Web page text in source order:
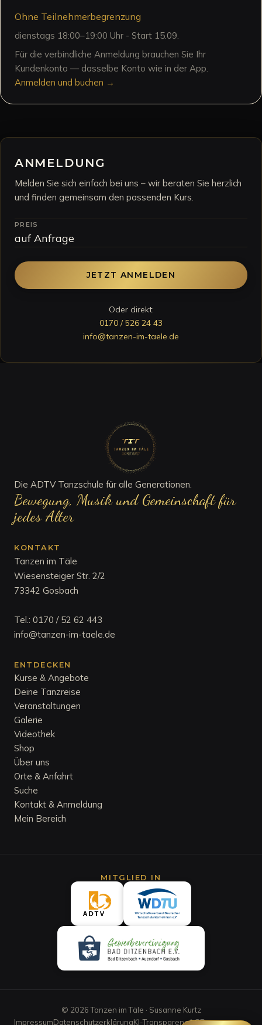
Ohne Teilnehmerbegrenzung
dienstags 18:00–19:00 Uhr - Start 15.09.
Für die verbindliche Anmeldung brauchen Sie Ihr
Kundenkonto — dasselbe Konto wie in der App.
Anmelden und buchen →
ANMELDUNG
Melden Sie sich einfach bei uns – wir beraten Sie herzlich
und finden gemeinsam den passenden Kurs.
PREIS
auf Anfrage
JETZT ANMELDEN
Oder direkt:
0170 / 526 24 43
info@tanzen-im-taele.de
Die ADTV Tanzschule für alle Generationen.
Bewegung, Musik und Gemeinschaft für
jedes Alter
KONTAKT
Tanzen im Täle
Wiesensteiger Str. 2/2
73342 Gosbach
Tel.: 0170 / 52 62 443
info@tanzen-im-taele.de
ENTDECKEN
Kurse & Angebote
Deine Tanzreise
Veranstaltungen
Galerie
Videothek
Shop
Über uns
Orte & Anfahrt
Suche
Kontakt & Anmeldung
Mein Bereich
MITGLIED IN
© 2026Tanzen im Täle · Susanne Kurtz
ImpressumDatenschutzerklärungKI-TransparenzAGB